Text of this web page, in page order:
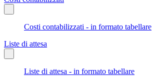
Costi contabilizzati - in formato tabellare
Liste di attesa
Liste di attesa - in formato tabellare